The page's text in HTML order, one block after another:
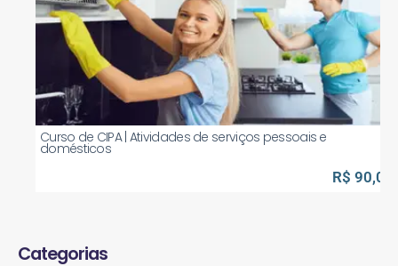
Curso de CIPA | Atividades de serviços pessoais e
domésticos
R$ 90,00
Categorias